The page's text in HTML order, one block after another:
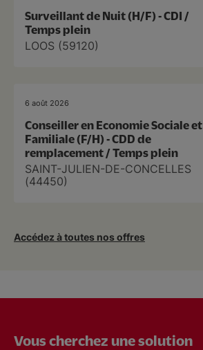
Surveillant de Nuit (H/F) - CDI /
Temps plein
LOOS (59120)
6 août 2026
Conseiller en Economie Sociale et
Familiale (F/H) - CDD de
remplacement / Temps plein
SAINT-JULIEN-DE-CONCELLES
(44450)
Accédez à toutes nos offres
Vous cherchez une solution